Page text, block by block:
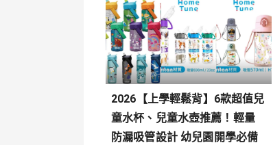
2026【上學輕鬆背】6款超值兒
童水杯、兒童水壺推薦！輕量
防漏吸管設計 幼兒園開學必備